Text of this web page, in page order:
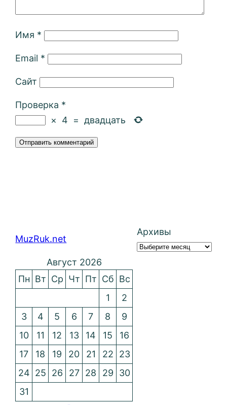
Имя *
Email *
Сайт
Проверка *
×
4 = двадцать
MuzRuk.net
Архивы
Август 2026
Пн Вт Ср Чт Пт Сб Вс
1
2
3
4 5 6 7 8
9
10
11 12 13 14 15
16
17
18 19 20 21 22
23
24 25 26 27 28 29
30
31